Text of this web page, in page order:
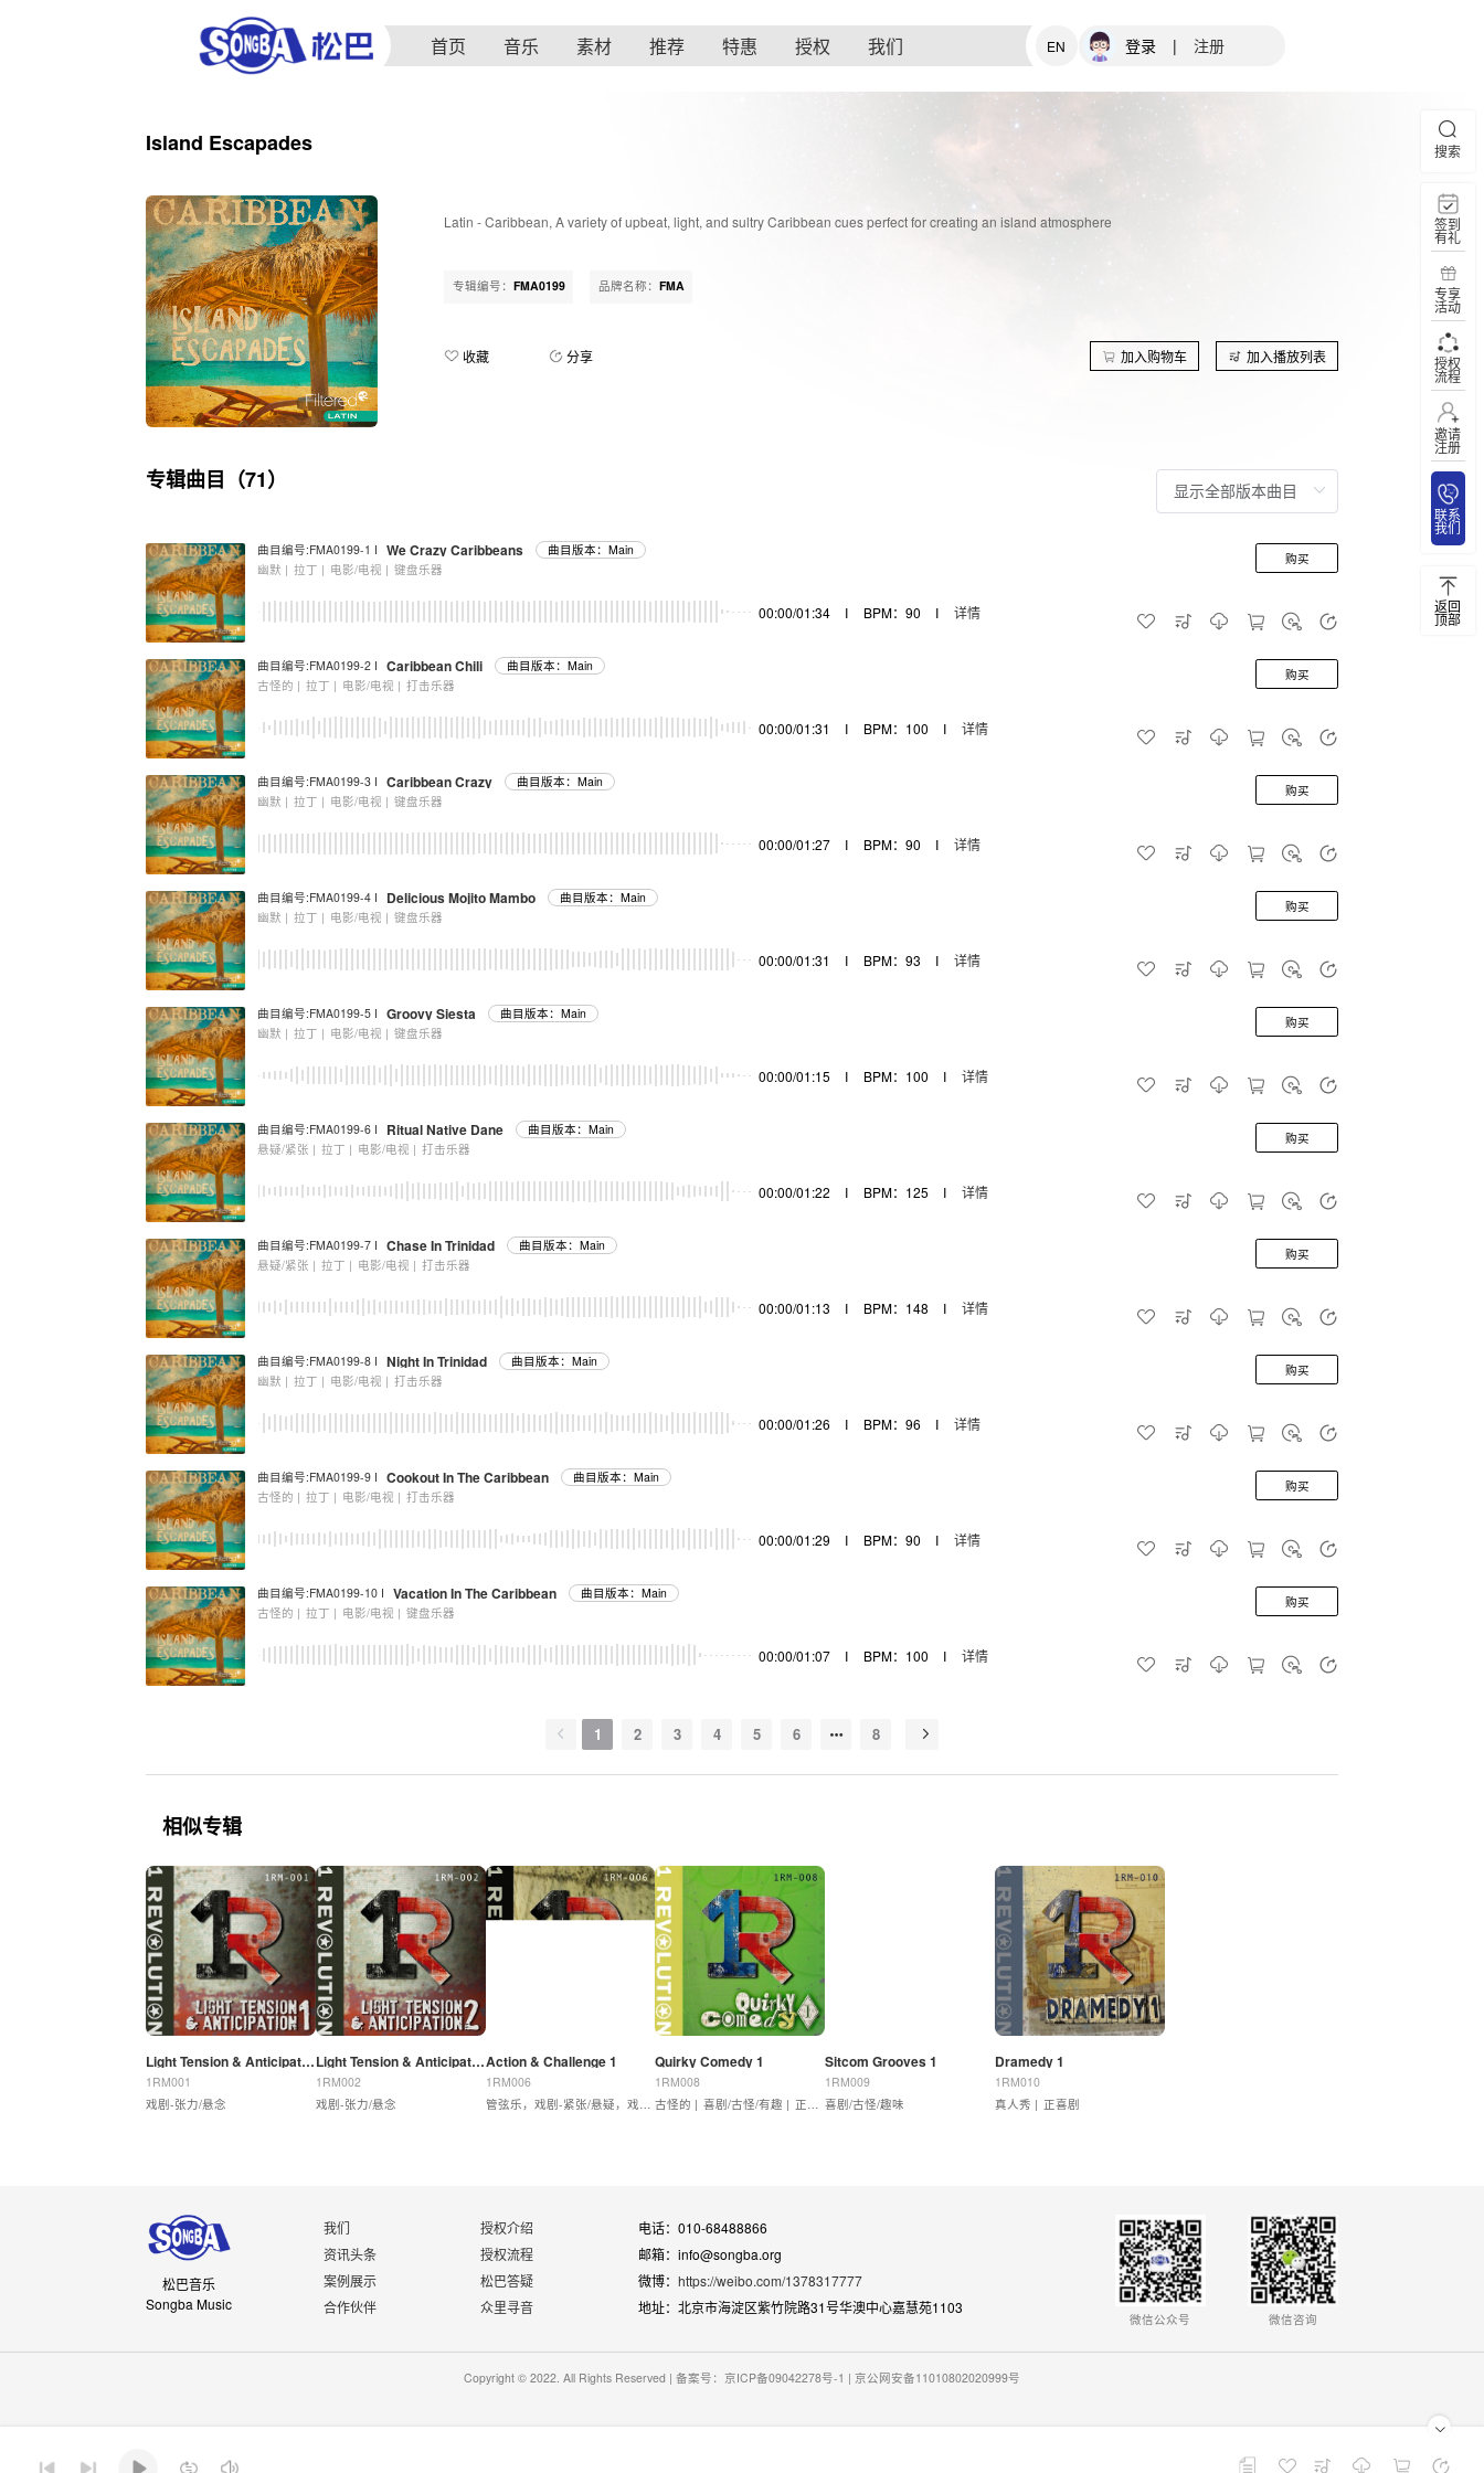
首页 音乐 素材 推荐 特惠 授权 我们 EN 登录 | 注册
Island Escapades
Latin - Caribbean, A variety of upbeat, light, and sultry Caribbean cues perfect for creating an island atmosphere
专辑编号： FMA0199 品牌名称： FMA
收藏 分享 加入购物车 加入播放列表
专辑曲目（71）
曲目编号:FMA0199-1 I We Crazy Caribbeans
曲目版本：Main
幽默 | 拉丁 | 电影/电视 | 键盘乐器
00:00/01:34 I BPM：90 I 详情
购买
曲目编号:FMA0199-2 I Caribbean Chili
曲目版本：Main
古怪的 | 拉丁 | 电影/电视 | 打击乐器
00:00/01:31 I BPM：100 I 详情
购买
曲目编号:FMA0199-3 I Caribbean Crazy
曲目版本：Main
幽默 | 拉丁 | 电影/电视 | 键盘乐器
00:00/01:27 I BPM：90 I 详情
购买
曲目编号:FMA0199-4 I Delicious Mojito Mambo
曲目版本：Main
幽默 | 拉丁 | 电影/电视 | 键盘乐器
00:00/01:31 I BPM：93 I 详情
购买
曲目编号:FMA0199-5 I Groovy Siesta
曲目版本：Main
幽默 | 拉丁 | 电影/电视 | 键盘乐器
00:00/01:15 I BPM：100 I 详情
购买
曲目编号:FMA0199-6 I Ritual Native Dane
曲目版本：Main
悬疑/紧张 | 拉丁 | 电影/电视 | 打击乐器
00:00/01:22 I BPM：125 I 详情
购买
曲目编号:FMA0199-7 I Chase In Trinidad
曲目版本：Main
悬疑/紧张 | 拉丁 | 电影/电视 | 打击乐器
00:00/01:13 I BPM：148 I 详情
购买
曲目编号:FMA0199-8 I Night In Trinidad
曲目版本：Main
幽默 | 拉丁 | 电影/电视 | 打击乐器
00:00/01:26 I BPM：96 I 详情
购买
曲目编号:FMA0199-9 I Cookout In The Caribbean
曲目版本：Main
古怪的 | 拉丁 | 电影/电视 | 打击乐器
00:00/01:29 I BPM：90 I 详情
购买
曲目编号:FMA0199-10 I Vacation In The Caribbean
曲目版本：Main
古怪的 | 拉丁 | 电影/电视 | 键盘乐器
00:00/01:07 I BPM：100 I 详情
购买
1 2 3 4 5 6 8
相似专辑
Light Tension & Anticipation 1
1RM001
戏剧-张力/悬念
Light Tension & Anticipation 2
1RM002
戏剧-张力/悬念
Action & Challenge 1
1RM006
管弦乐，戏剧-紧张/悬疑，戏剧-动作
Quirky Comedy 1
1RM008
古怪的 | 喜剧/古怪/有趣 | 正喜剧
Sitcom Grooves 1
1RM009
喜剧/古怪/趣味
Dramedy 1
1RM010
真人秀 | 正喜剧
松巴音乐
Songba Music
我们
资讯头条
案例展示
合作伙伴
授权介绍
授权流程
松巴答疑
众里寻音
电话：010-68488866
邮箱：info@songba.org
微博： https://weibo.com/1378317777
地址：北京市海淀区紫竹院路31号华澳中心嘉慧苑1103
微信公众号 微信咨询
Copyright © 2022. All Rights Reserved | 备案号：京ICP备09042278号-1 | 京公网安备11010802020999号
搜索
签到
有礼
专享
活动
授权
流程
邀请
注册
联系
我们
返回
顶部